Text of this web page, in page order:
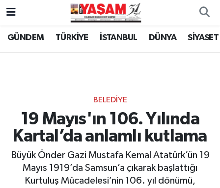
GÜNDEM TÜRKİYE İSTANBUL DÜNYA SİYASET
BELEDİYE
19 Mayıs'ın 106. Yılında
Kartal’da anlamlı kutlama
Büyük Önder Gazi Mustafa Kemal Atatürk’ün 19
Mayıs 1919’da Samsun’a çıkarak başlattığı
Kurtuluş Mücadelesi’nin 106. yıl dönümü,